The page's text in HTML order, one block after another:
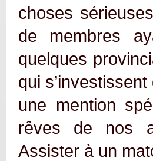
choses
de membres
quelques
qui
une mention
rêves de nos
Assister à un